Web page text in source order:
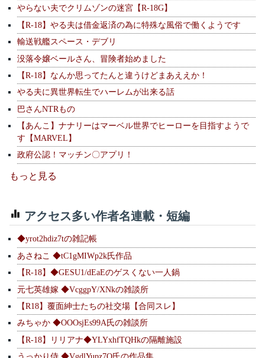
やらない夫でクリムゾンの迷宮【R-18G】
【R-18】やる夫は借金返済の為に特殊な風俗で働くようです
輸送戦艦スペース・デブリ
没落令嬢ベールさん、冒険者始めました
【R-18】なんか思ってたんと違うけどまあええか！
やる夫に異世界転生でハーレムが出来る話
巴さんNTRもの
【あんこ】ナナリーはマーベル世界でヒーローを目指すようで
す【MARVEL】
政府公認！マッチン〇アプリ！
もっと見る
アクセス多い作者名連載・短編
◆yrot2hdiz7tの雑記帳
あさねこ ◆tC1gMIWp2k氏作品
【R-18】◆GESU1/dEaEのゲスくない一人鍋
元七英雄嫁 ◆VcggpY/XNkの雑談所
【R18】覆面紳士たちの社交場【合同スレ】
みちゃか ◆OOOsjEs99A氏の雑談所
【R-18】リリアナ◆YLYxhfTQHkの隔離施設